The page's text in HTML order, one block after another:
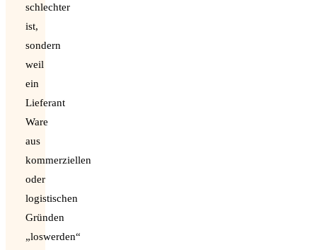
schlechter
ist,
sondern
weil
ein
Lieferant
Ware
aus
kommerziellen
oder
logistischen
Gründen
„loswerden“